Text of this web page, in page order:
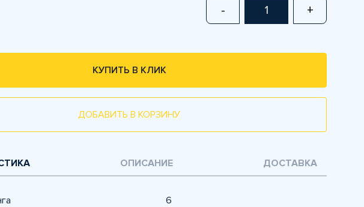
- +
КУПИТЬ В КЛИК
ДОБАВИТЬ В КОРЗИНУ
ОПИСАНИЕ ДОСТАВКА
6